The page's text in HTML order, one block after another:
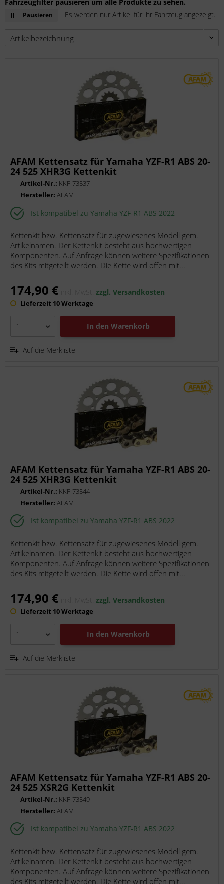
Fahrzeugfilter pausieren um alle Produkte zu sehen.
Pausieren Es werden nur Artikel für ihr Fahrzeug angezeigt.
AFAM Kettensatz für Yamaha YZF-R1 ABS 20-
24 525 XHR3G Kettenkit
Artikel-Nr.: KKF-73537
Hersteller:AFAM
Ist kompatibel zu Yamaha YZF-R1 ABS 2022
Kettenkit bzw. Kettensatz für zugewiesenes Modell gem.
Artikelnamen. Der Kettenkit besteht aus hochwertigen
Komponenten. Auf Anfrage können weitere Spezifikationen
des Kits mitgeteilt werden. Die Kette wird offen mit...
174,90 € inkl. MwSt.zzgl. Versandkosten
Lieferzeit 10 Werktage
In den Warenkorb
Auf die Merkliste
AFAM Kettensatz für Yamaha YZF-R1 ABS 20-
24 525 XHR3G Kettenkit
Artikel-Nr.: KKF-73544
Hersteller:AFAM
Ist kompatibel zu Yamaha YZF-R1 ABS 2022
Kettenkit bzw. Kettensatz für zugewiesenes Modell gem.
Artikelnamen. Der Kettenkit besteht aus hochwertigen
Komponenten. Auf Anfrage können weitere Spezifikationen
des Kits mitgeteilt werden. Die Kette wird offen mit...
174,90 € inkl. MwSt.zzgl. Versandkosten
Lieferzeit 10 Werktage
In den Warenkorb
Auf die Merkliste
AFAM Kettensatz für Yamaha YZF-R1 ABS 20-
24 525 XSR2G Kettenkit
Artikel-Nr.: KKF-73549
Hersteller:AFAM
Ist kompatibel zu Yamaha YZF-R1 ABS 2022
Kettenkit bzw. Kettensatz für zugewiesenes Modell gem.
Artikelnamen. Der Kettenkit besteht aus hochwertigen
Komponenten. Auf Anfrage können weitere Spezifikationen
des Kits mitgeteilt werden. Die Kette wird offen mit...